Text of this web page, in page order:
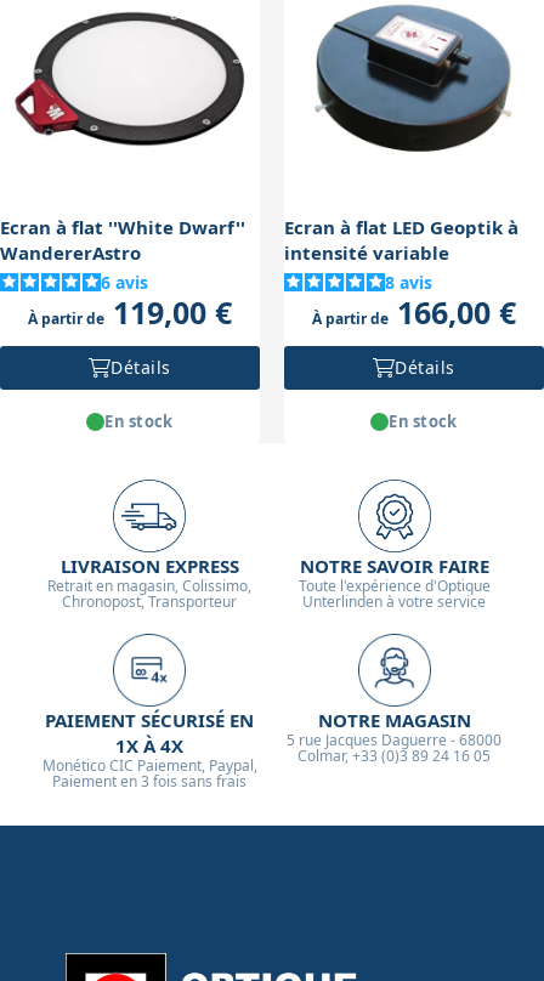
Ecran à flat ''White Dwarf''
WandererAstro
6 avis
À partir de 119,00 €
Détails
En stock
Ecran à flat LED Geoptik à
intensité variable
8 avis
À partir de 166,00 €
Détails
En stock
LIVRAISON EXPRESS
Retrait en magasin, Colissimo,
Chronopost, Transporteur
NOTRE SAVOIR FAIRE
Toute l'expérience d'Optique
Unterlinden à votre service
PAIEMENT SÉCURISÉ EN
1X À 4X
Monético CIC Paiement, Paypal,
Paiement en 3 fois sans frais
NOTRE MAGASIN
5 rue Jacques Daguerre - 68000
Colmar, +33 (0)3 89 24 16 05